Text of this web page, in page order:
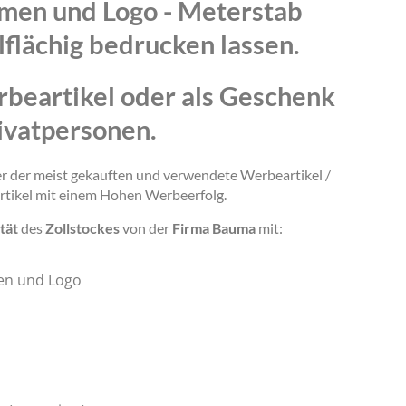
und Logo - Meterstab
bedrucken lassen.
oder als Geschenk
der meist gekauften und verwendete Werbeartikel /
mit einem Hohen Werbeerfolg.
des Zollstockesvon der Firma Bauma mit:
und Logo